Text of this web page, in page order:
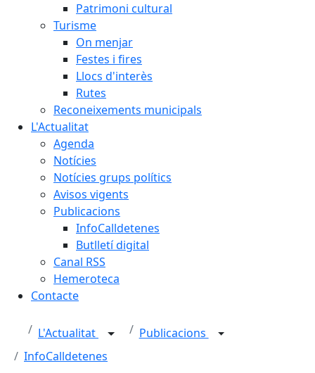
Patrimoni cultural
Turisme
On menjar
Festes i fires
Llocs d'interès
Rutes
Reconeixements municipals
L'Actualitat
Agenda
Notícies
Notícies grups polítics
Avisos vigents
Publicacions
InfoCalldetenes
Butlletí digital
Canal RSS
Hemeroteca
Contacte
L'Actualitat
Publicacions
InfoCalldetenes